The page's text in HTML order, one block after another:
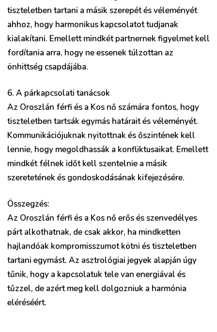
tiszteletben tartani a másik szerepét és véleményét
ahhoz, hogy harmonikus kapcsolatot tudjanak
kialakítani. Emellett mindkét partnernek figyelmet kell
fordítania arra, hogy ne essenek túlzottan az
önhittség csapdájába.
6. A párkapcsolati tanácsok
Az Oroszlán férfi és a Kos nő számára fontos, hogy
tiszteletben tartsák egymás határait és véleményét.
Kommunikációjuknak nyitottnak és őszintének kell
lennie, hogy megoldhassák a konfliktusaikat. Emellett
mindkét félnek időt kell szentelnie a másik
szeretetének és gondoskodásának kifejezésére.
Összegzés:
Az Oroszlán férfi és a Kos nő erős és szenvedélyes
párt alkothatnak, de csak akkor, ha mindketten
hajlandóak kompromisszumot kötni és tiszteletben
tartani egymást. Az asztrológiai jegyek alapján úgy
tűnik, hogy a kapcsolatuk tele van energiával és
tűzzel, de azért meg kell dolgozniuk a harmónia
eléréséért.